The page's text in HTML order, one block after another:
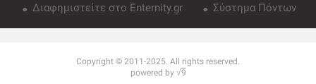
Διαφημιστείτε στο Enternity.gr
Σύστημα Πόντων
Copyright © 2011-2025. All rights reserved.
powered by √9